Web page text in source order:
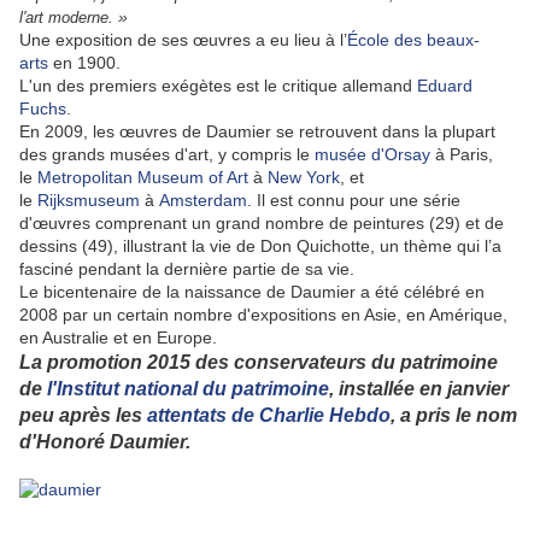
l'art moderne. »
Une exposition de ses œuvres a eu lieu à l’École des beaux-
arts en 1900.
L'un des premiers exégètes est le critique allemand Eduard
Fuchs
En 2009, les œuvres de Daumier se retrouvent dans la plupart
des grands musées d'art, y compris le musée d'Orsay à Paris,
le Metropolitan Museum of Art à New York , et
le Rijksmuseum à Amsterdam . Il est connu pour une série
d'œuvres comprenant un grand nombre de peintures (29) et de
dessins (49), illustrant la vie de Don Quichotte, un thème qui l’a
fasciné pendant la dernière partie de sa vie.
Le bicentenaire de la naissance de Daumier a été célébré en
2008 par un certain nombre d'expositions en Asie, en Amérique,
en Australie et en Europe.
La promotion 2015 des conservateurs du patrimoine
de l'Institut national du patrimoine, installée en janvier
peu après les attentats de Charlie Hebdo, a pris le nom
d'Honoré Daumier.